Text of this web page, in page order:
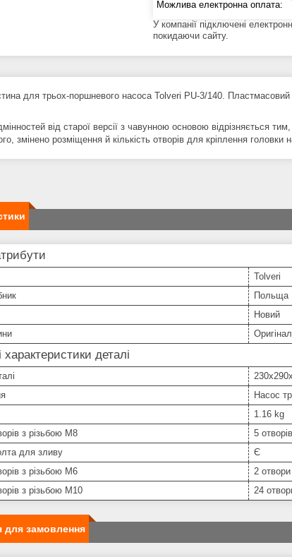
У компанії підключені
покидаючи сайту.
для трьох-поршневого насоса Tolveri PU-3/140.
від старої версії з чавунною основою відрізняється
змінено розміщення й кількість отворів для кріплення головки
Tolveri
Польща
Новий
Оригінал
характеристики деталі
Насос
1.16 kg
з різьбою М8
5 отворів
для зливу
Є
з різьбою М6
2 отвори
з різьбою М10
24
для замовлення